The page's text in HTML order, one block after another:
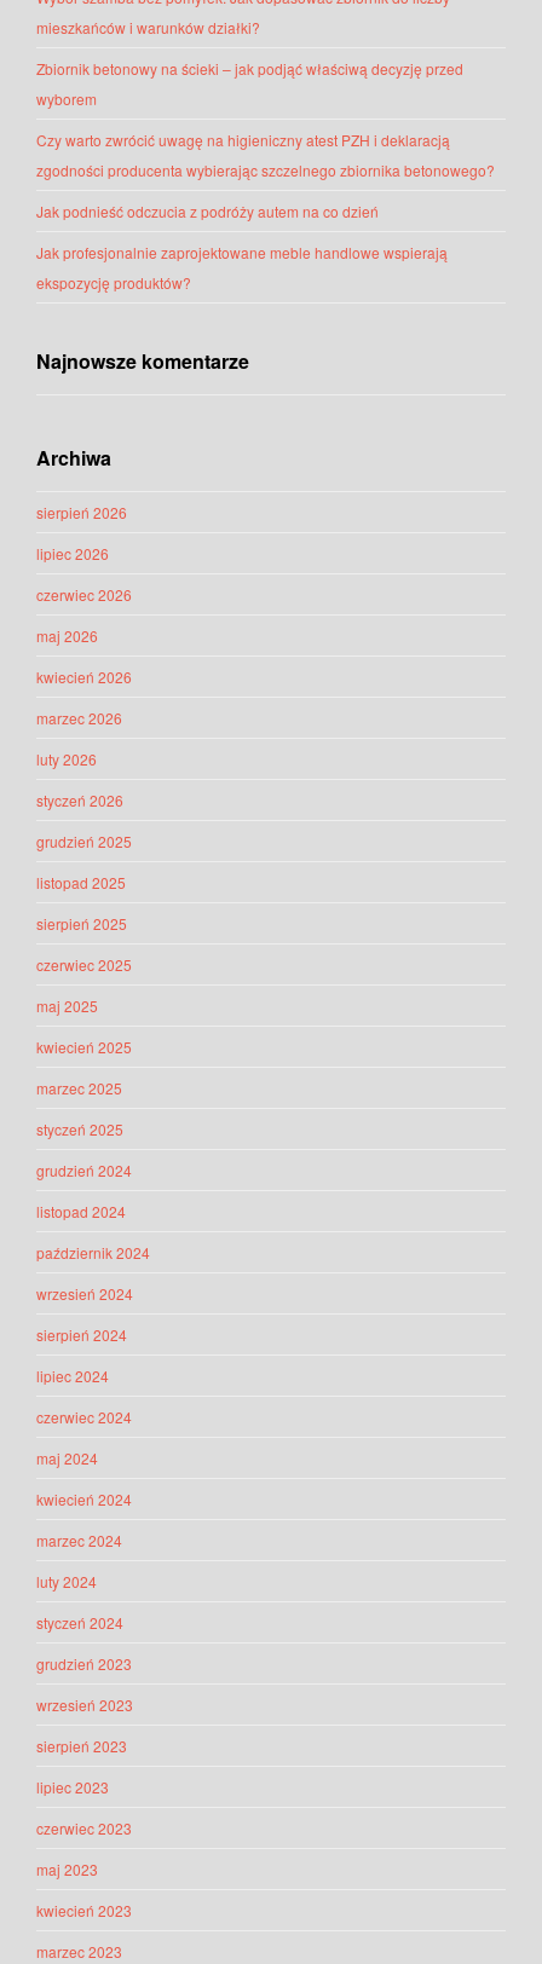
mieszkańców i warunków działki?
Zbiornik betonowy na ścieki – jak podjąć właściwą decyzję przed
wyborem
Czy warto zwrócić uwagę na higieniczny atest PZH i deklaracją
zgodności producenta wybierając szczelnego zbiornika betonowego?
Jak podnieść odczucia z podróży autem na co dzień
Jak profesjonalnie zaprojektowane meble handlowe wspierają
ekspozycję produktów?
Najnowsze komentarze
Archiwa
sierpień 2026
lipiec 2026
czerwiec 2026
maj 2026
kwiecień 2026
marzec 2026
luty 2026
styczeń 2026
grudzień 2025
listopad 2025
sierpień 2025
czerwiec 2025
maj 2025
kwiecień 2025
marzec 2025
styczeń 2025
grudzień 2024
listopad 2024
październik 2024
wrzesień 2024
sierpień 2024
lipiec 2024
czerwiec 2024
maj 2024
kwiecień 2024
marzec 2024
luty 2024
styczeń 2024
grudzień 2023
wrzesień 2023
sierpień 2023
lipiec 2023
czerwiec 2023
maj 2023
kwiecień 2023
marzec 2023